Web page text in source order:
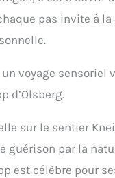
pas invite à
voyage sensoriel
d’Olsberg.
sur le sentier
guérison par la
est célèbre pour